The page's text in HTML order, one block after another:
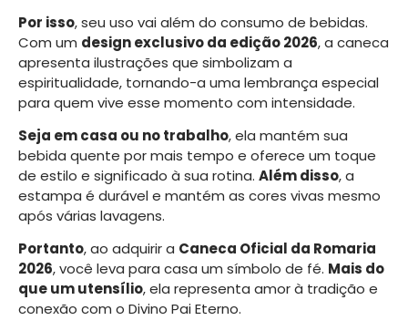
Por isso, seu uso vai além do consumo de bebidas.
Com um design exclusivo da edição 2026, a caneca
apresenta ilustrações que simbolizam a
espiritualidade, tornando-a uma lembrança especial
para quem vive esse momento com intensidade.
Seja em casa ou no trabalho, ela mantém sua
bebida quente por mais tempo e oferece um toque
de estilo e significado à sua rotina. Além disso, a
estampa é durável e mantém as cores vivas mesmo
após várias lavagens.
Portanto, ao adquirir a Caneca Oficial da Romaria
2026, você leva para casa um símbolo de fé. Mais do
que um utensílio, ela representa amor à tradição e
conexão com o Divino Pai Eterno.